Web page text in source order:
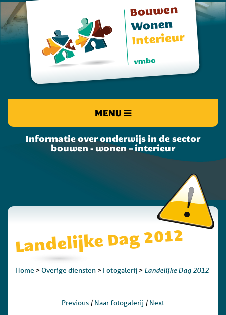
MENU
Informatie over onderwijs in de sector
bouwen - wonen – interieur
Landelijke Dag 2012
Home > Overige diensten > Fotogalerij > Landelijke Dag 2012
Previous | Naar fotogalerij | Next